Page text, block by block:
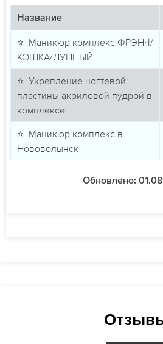
Название
⭐ Маникюр комплекс ФРЭНЧ/
КОШКА/ЛУННЫЙ
⭐ Укрепление ногтевой
пластины акриловой пудрой в
комплексе
⭐ Маникюр комплекс в
Нововолынск
Обновлено: